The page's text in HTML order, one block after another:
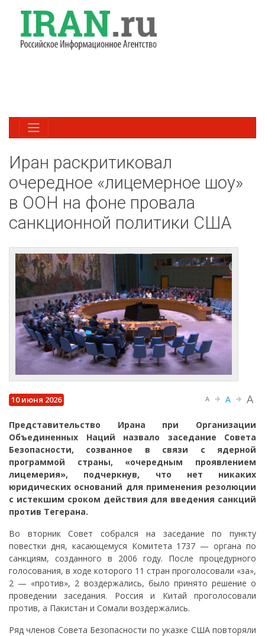
Иран раскритиковал
очередное «лицемерное шоу»
в ООН на фоне провала
санкционной политики США
10 июня 2026 A A A
Представительство Ирана при Организации
Объединенных Наций назвало заседание Совета
Безопасности, созванное в связи с ядерной
программой страны, «очередным проявлением
лицемерия», подчеркнув, что нет никаких
юридических оснований для применения резолюции
с истекшим сроком действия для введения санкций
против Тегерана.
Во вторник Совет собрался на заседание по пункту
повестки дня, касающемуся Комитета 1737 — органа по
санкциям, созданного в 2006 году. После процедурного
голосования, в ходе которого 11 стран проголосовали «за»,
2 — «против», 2 воздержались, было принято решение о
проведении заседания. Россия и Китай проголосовали
против, а Пакистан и Сомали воздержались.
Ряд членов Совета Безопасности по указке США повторяли